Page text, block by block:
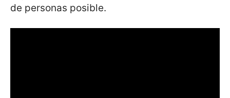
de personas posible.